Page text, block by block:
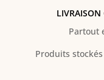
LIVRAISON
Partout
Produits